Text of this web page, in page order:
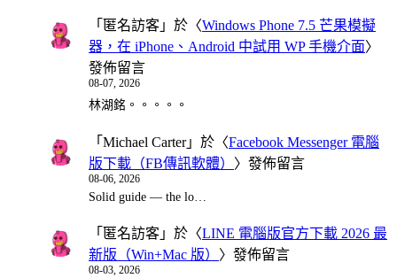
「 匿名訪客 」於〈Windows Phone 7.5 芒果模擬
器，在 iPhone、Android 中試用 WP 手機介面〉
發佈留言
08-07, 2026
林湖銘。。。。。
「 Michael Carter」於〈Facebook Messenger 電腦
版下載（FB傳訊軟體） 〉發佈留言
08-06, 2026
Solid guide — the lo…
「 匿名訪客 」於〈LINE 電腦版官方下載 2026 最
新版（Win+Mac 版） 〉發佈留言
08-03, 2026